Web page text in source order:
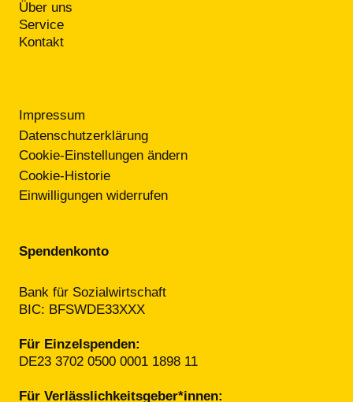
Über uns
Service
Kontakt
Impressum
Datenschutzerklärung
Cookie-Einstellungen ändern
Cookie-Historie
Einwilligungen widerrufen
Spendenkonto
Bank für Sozialwirtschaft
BIC: BFSWDE33XXX
Für Einzelspenden:
DE23 3702 0500 0001 1898 11
Für Verlässlichkeitsgeber*innen: